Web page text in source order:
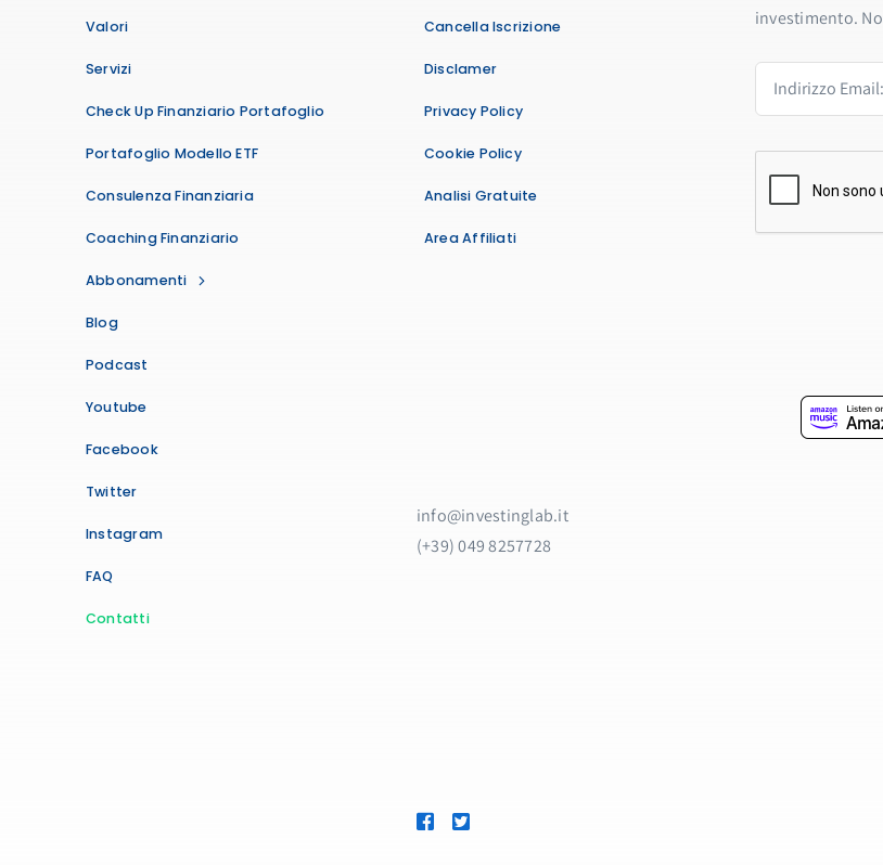
Valori
Servizi
Check Up Finanziario Portafoglio
Portafoglio Modello ETF
Consulenza Finanziaria
Coaching Finanziario
Abbonamenti
Blog
Podcast
Youtube
Facebook
Twitter
Instagram
FAQ
Contatti
Cancella Iscrizione
Disclamer
Privacy Policy
Cookie Policy
Analisi Gratuite
Area Affiliati
info@investinglab.it
(+39) 049 8257728
investimento.